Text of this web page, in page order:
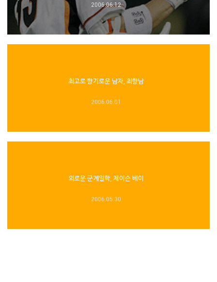
2006.06.12
최고로 향기로운 남자, 최향남
2006.06.01
외로운 군계일학, 제이슨 베이
2006.05.30